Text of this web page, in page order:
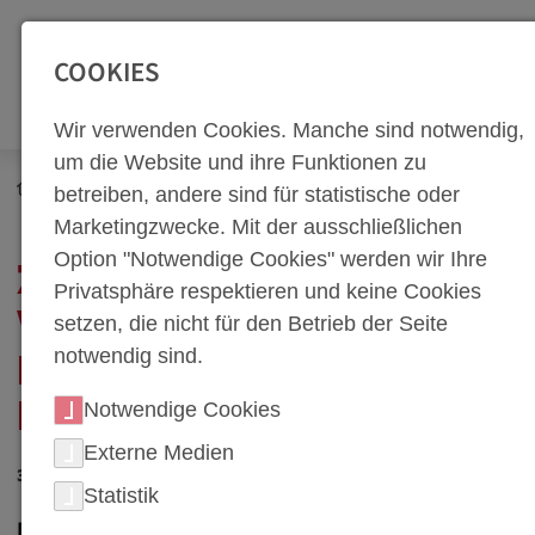
Zur Top Navigation springen [Alt+1]Zur Hauptnavigation
Newsroom
Neuigkeiten
Zukunft braucht Werkzeug: Lehrlingsausbildung bei weba
ZUKUNFT BRAUCHT
WERKZEUG:
LEHRLINGSAUSBILDUNG
BEI WEBA
30. November 2008
COOKIES
Wir verwenden Cookies. Manche sind notwendig,
um die Website und ihre Funktionen zu
betreiben, andere sind für statistische oder
Marketingzwecke. Mit der ausschließlichen
Option "Notwendige Cookies" werden wir Ihre
Privatsphäre respektieren und keine Cookies
setzen, die nicht für den Betrieb der Seite
notwendig sind.
Notwendige Cookies
Externe Medien
Statistik